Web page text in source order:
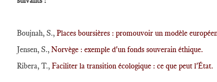
Boujnah, S., Places boursières : promouvoir un modèle
Jensen, S., Norvège : exemple d'un fonds souverain éthique.
Ribera, T., Faciliter la transition écologique : ce que peut l'État.